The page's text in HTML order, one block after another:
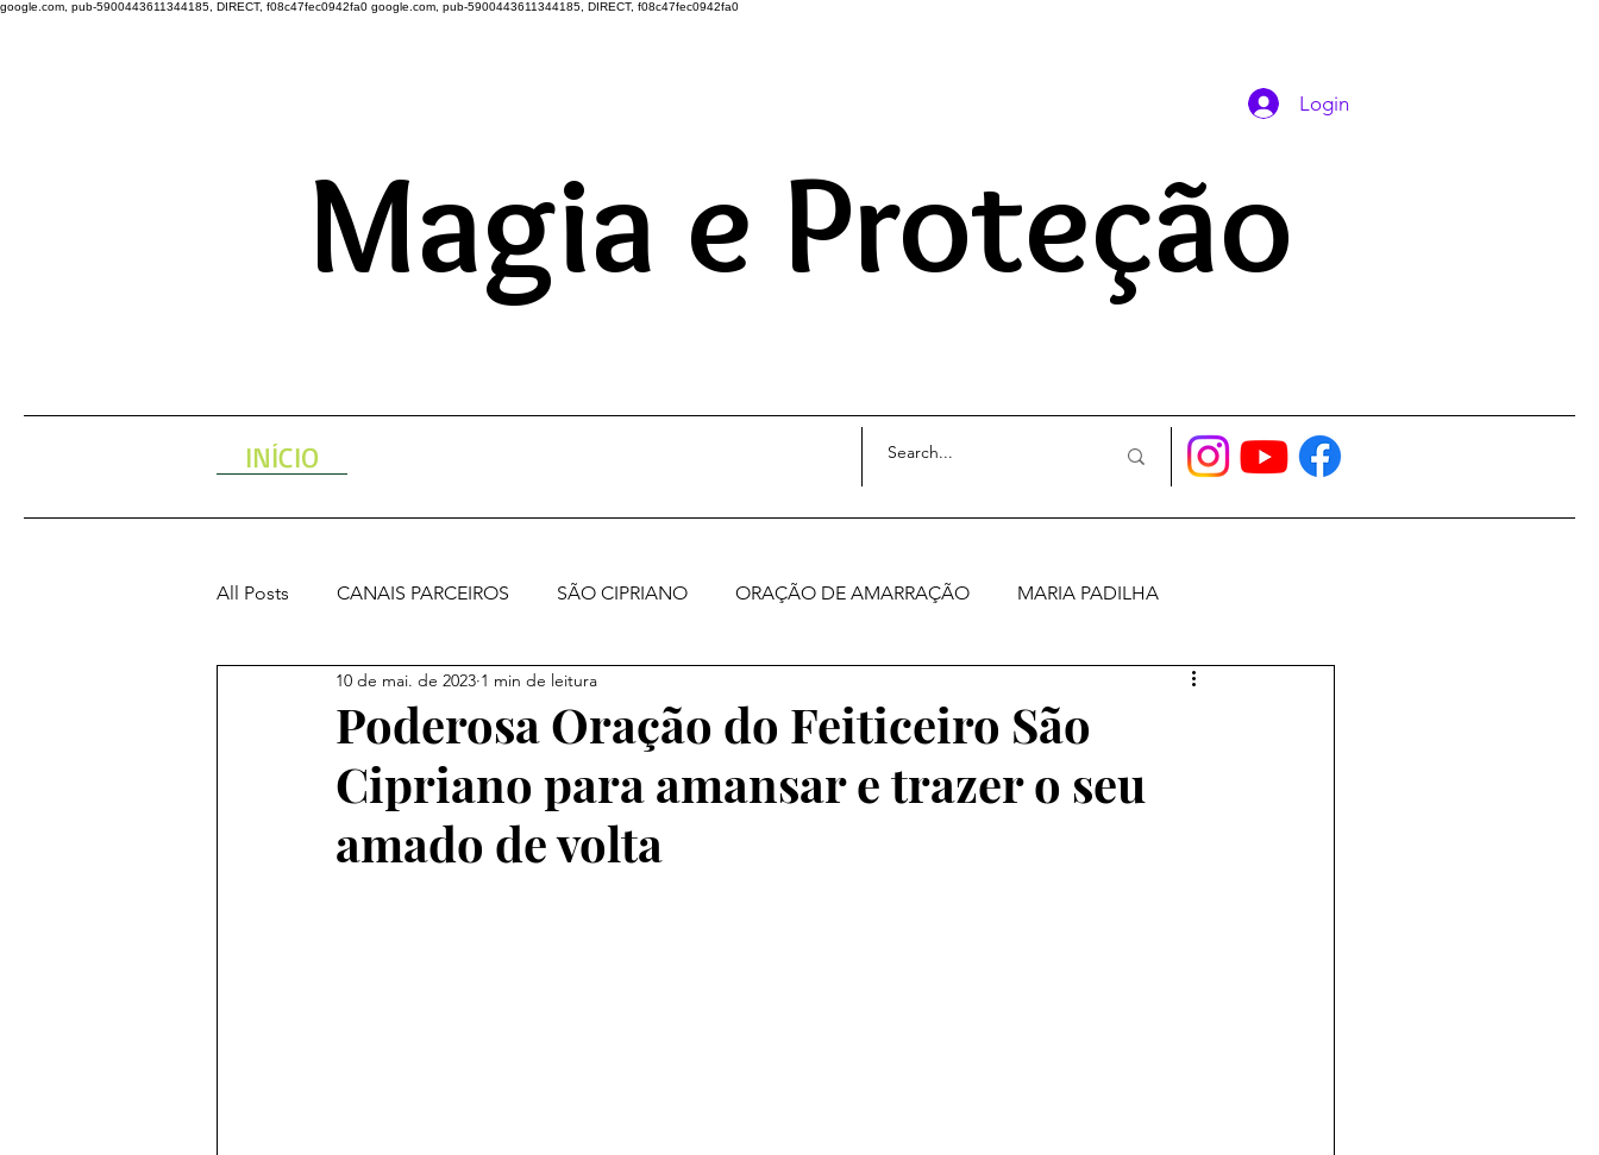
google.com, pub-5900443611344185, DIRECT, f08c47fec0942fa0 google.com, pub-5900443611344185, DIRECT, f08c47fec0942fa0
A ENERGIA DO UNIVERSO ATRAVÉS DAS ORAÇÕES
Magia e Proteção
Login
INÍCIO
All Posts CANAIS PARCEIROS SÃO CIPRIANO ORAÇÃO DE AMARRAÇÃO MARIA PADILHA
ORAÇÕES PODEROSAS
Poderosa Oração do Feiticeiro São
Cipriano para amansar e trazer o seu
amado de volta
10 de mai. de 2023 1 min de leitura